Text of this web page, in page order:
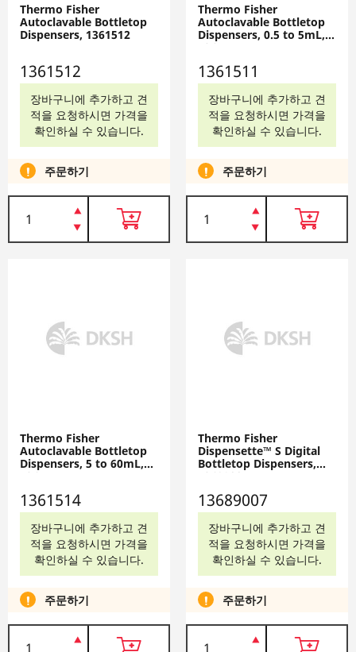
Thermo Fisher
Autoclavable Bottletop
Dispensers, 1361512
1361512
장바구니에 추가하고 견
적을 요청하시면 가격을
확인하실 수 있습니다.
주문하기
Thermo Fisher
Autoclavable Bottletop
Dispensers, 0.5 to 5mL,
1361511
1361511
장바구니에 추가하고 견
적을 요청하시면 가격을
확인하실 수 있습니다.
주문하기
Thermo Fisher
Autoclavable Bottletop
Dispensers, 5 to 60mL,
1361514
1361514
장바구니에 추가하고 견
적을 요청하시면 가격을
확인하실 수 있습니다.
주문하기
Thermo Fisher
Dispensette™ S Digital
Bottletop Dispensers,
13689007
13689007
장바구니에 추가하고 견
적을 요청하시면 가격을
확인하실 수 있습니다.
주문하기